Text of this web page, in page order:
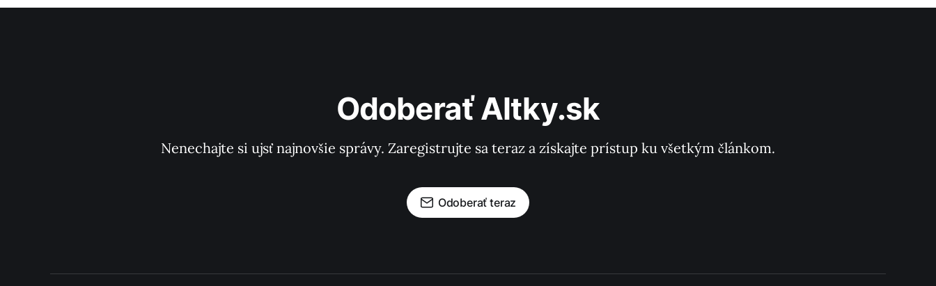
Odoberať Altky.sk
Nenechajte si ujsť najnovšie správy. Zaregistrujte sa teraz a získajte prístup ku všetkým článkom.
Odoberať teraz